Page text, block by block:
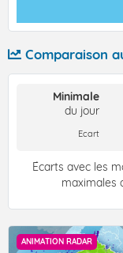
Comparaison
Minimale
du jour
Ecart
Écarts avec les
maximales
ANIMATION RADAR